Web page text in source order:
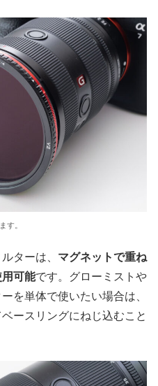
す。
ターは、 マグネットで重ね
可能です。グローミストや
を単体で使いたい場合は、
ースリングにねじ込むこと